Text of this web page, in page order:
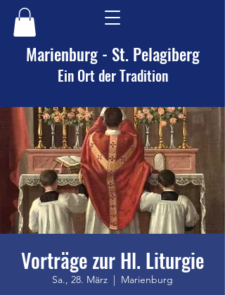
Marienburg - St. Pelagiberg
Ein Ort der Tradition
Vorträge zur Hl. Liturgie
Sa., 28. März
  |
Marienburg